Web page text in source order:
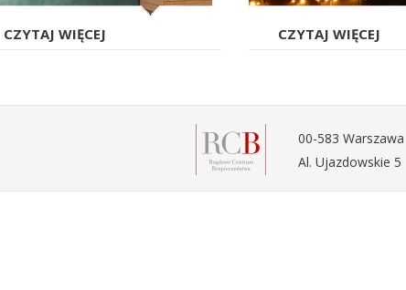
CZYTAJ WIĘCEJ CZYTAJ WIĘCEJ
00-583 Warszawa
Al. Ujazdowskie 5